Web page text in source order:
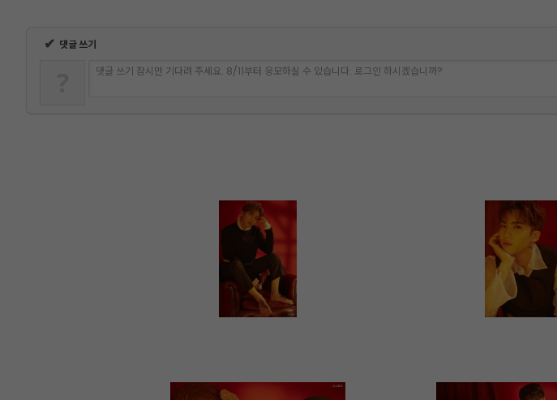
✔ 댓글 쓰기
댓글 쓰기 잠시만 기다려 주세요. 8/11부터 응모하실 수 있습니다. 로그인 하시겠습니까?